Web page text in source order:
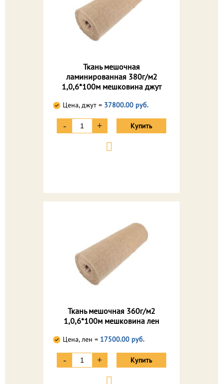
Ткань мешочная
ламинированная 380г/м2
1,0,6*100м мешковина джут
Цена, джут = 37800.00 руб.
- + Купить
Ткань мешочная 360г/м2
1,0,6*100м мешковина лен
Цена, лен = 17500.00 руб.
- + Купить